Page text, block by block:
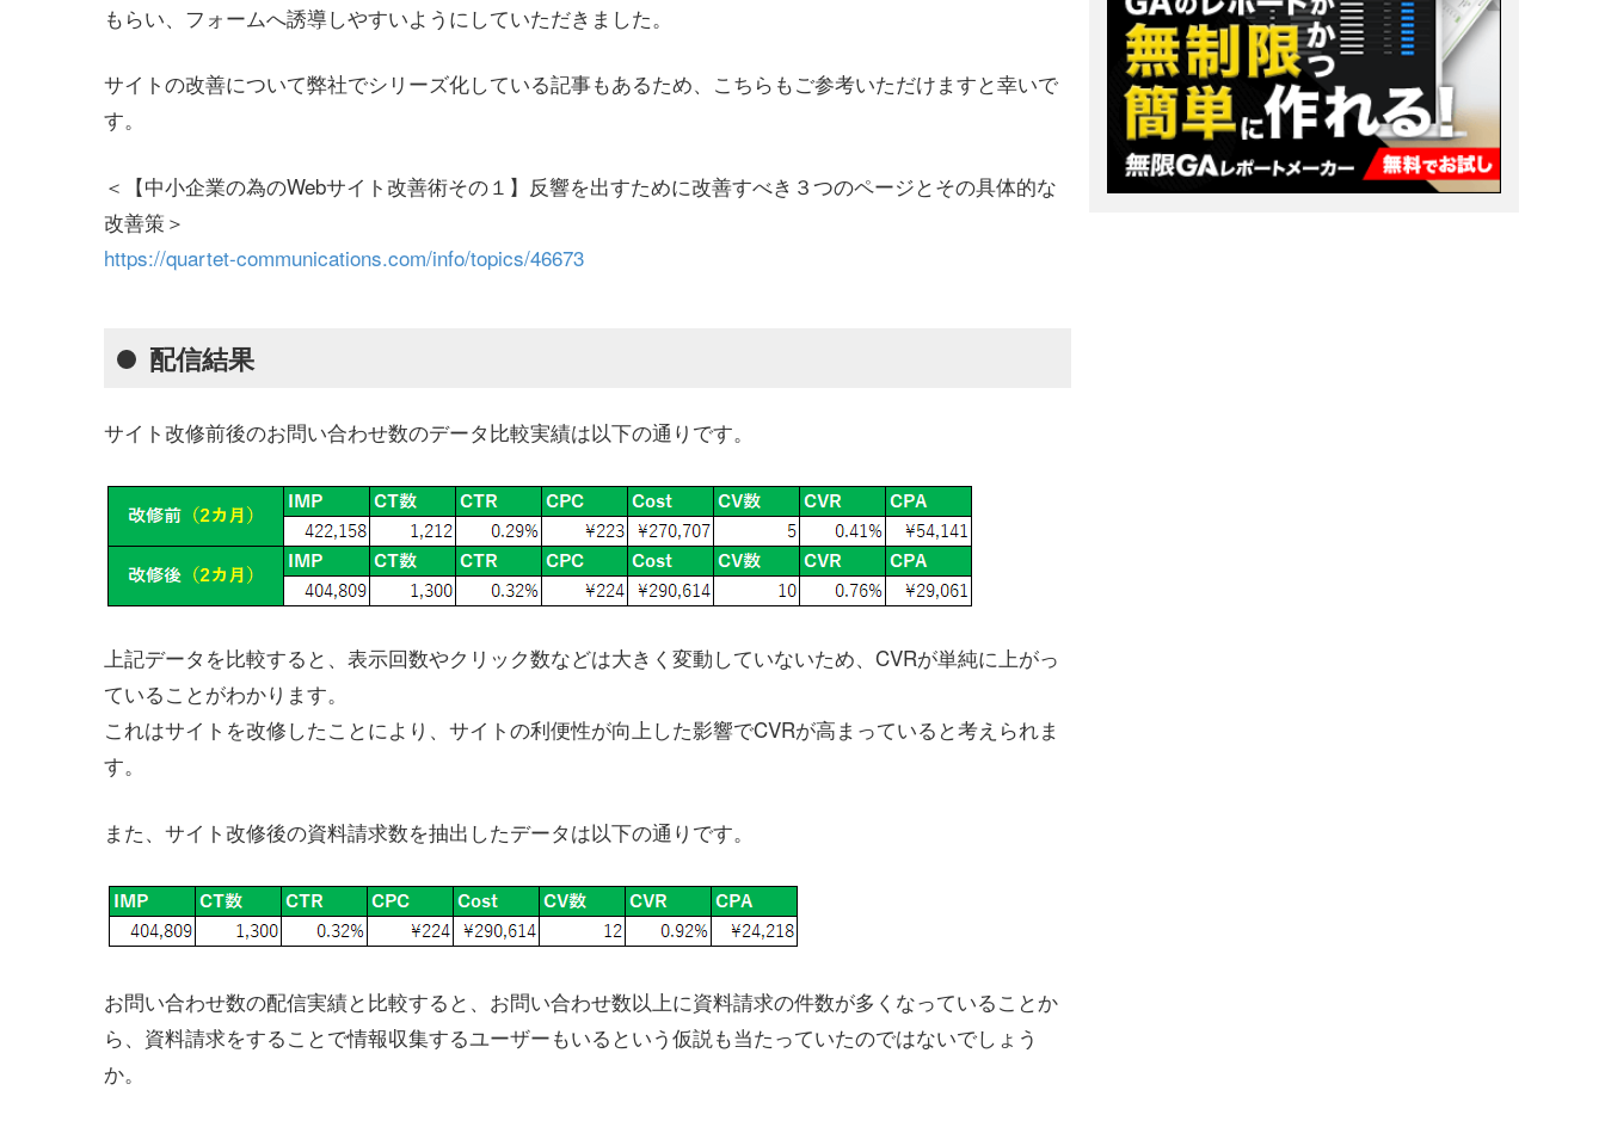
もらい、フォームへ誘導しやすいようにしていただきました。
サイトの改善について弊社でシリーズ化している記事もあるため、こちらもご参考いただけますと幸いで
す。
＜【中小企業の為のWebサイト改善術その１】反響を出すために改善すべき３つのページとその具体的な
改善策＞
https://quartet-communications.com/info/topics/46673
配信結果
サイト改修前後のお問い合わせ数のデータ比較実績は以下の通りです。
上記データを比較すると、表示回数やクリック数などは大きく変動していないため、CVRが単純に上がっ
ていることがわかります。
これはサイトを改修したことにより、サイトの利便性が向上した影響でCVRが高まっていると考えられま
す。
また、サイト改修後の資料請求数を抽出したデータは以下の通りです。
お問い合わせ数の配信実績と比較すると、お問い合わせ数以上に資料請求の件数が多くなっていることか
ら、資料請求をすることで情報収集するユーザーもいるという仮説も当たっていたのではないでしょう
か。